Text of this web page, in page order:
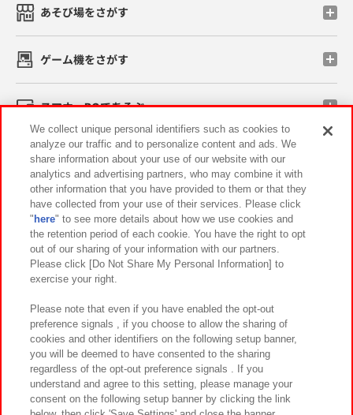
あそび場をさがす
ゲーム機をさがす
スマホ・PCであそぶ
イベント・キャンペーン
関連会社 サステナビリティ サイトポリシー
プライバシーポリシー ウェブアクセシビリティ方針と検証結果
お取引先さまとともに
カスタマーハラスメント対応方針 よくあるご質問・お問い合わせ
We collect unique personal identifiers such as cookies to
analyze our traffic and to personalize content and ads. We
share information about your use of our website with our
analytics and advertising partners, who may combine it with
other information that you have provided to them or that they
have collected from your use of their services. Please click
" here" to see more details about how we use cookies and
the retention period of each cookie. You have the right to opt
out of our sharing of your information with our partners.
Please click [Do Not Share My Personal Information] to
exercise your right.
Please note that even if you have enabled the opt-out
preference signals , if you choose to allow the sharing of
cookies and other identifiers on the following setup banner,
you will be deemed to have consented to the sharing
regardless of the opt-out preference signals . If you
understand and agree to this setting, please manage your
consent on the following setup banner by clicking the link